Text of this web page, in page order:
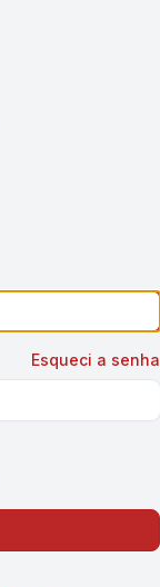
Esqueci a senha